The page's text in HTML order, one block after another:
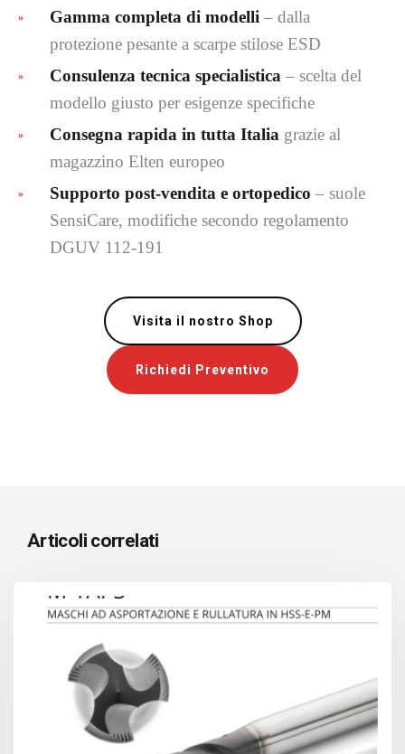
Gamma completa di modelli – dalla
protezione pesante a scarpe stilose ESD
Consulenza tecnica specialistica – scelta del
modello giusto per esigenze specifiche
Consegna rapida in tutta Italia grazie al
magazzino Elten europeo
Supporto post‑vendita e ortopedico – suole
SensiCare, modifiche secondo regolamento
DGUV 112‑191
Visita il nostro Shop
Richiedi Preventivo
Articoli correlati